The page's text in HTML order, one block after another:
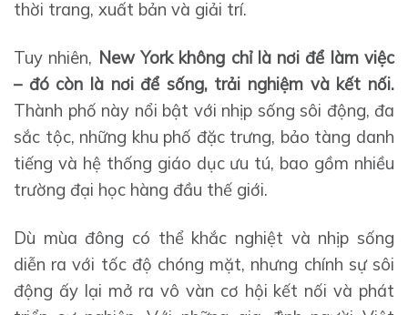
thời trang, xuất bản và giải trí.
Tuy nhiên, New York không chỉ là nơi để làm việc
– đó còn là nơi để sống, trải nghiệm và kết nối.
Thành phố này nổi bật với nhịp sống sôi động, đa
sắc tộc, những khu phố đặc trưng, bảo tàng danh
tiếng và hệ thống giáo dục ưu tú, bao gồm nhiều
trường đại học hàng đầu thế giới.
Dù mùa đông có thể khắc nghiệt và nhịp sống
diễn ra với tốc độ chóng mặt, nhưng chính sự sôi
động ấy lại mở ra vô vàn cơ hội kết nối và phát